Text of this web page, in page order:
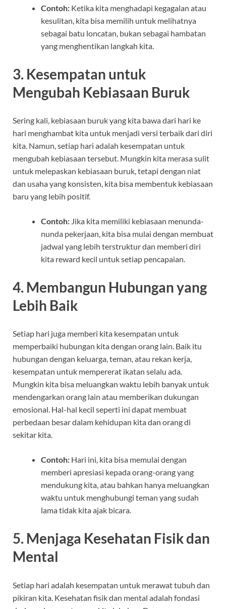
Contoh: Ketika kita menghadapi kegagalan atau
kesulitan, kita bisa memilih untuk melihatnya
sebagai batu loncatan, bukan sebagai hambatan
yang menghentikan langkah kita.
3. Kesempatan untuk
Mengubah Kebiasaan Buruk
Sering kali, kebiasaan buruk yang kita bawa dari hari ke
hari menghambat kita untuk menjadi versi terbaik dari diri
kita. Namun, setiap hari adalah kesempatan untuk
mengubah kebiasaan tersebut. Mungkin kita merasa sulit
untuk melepaskan kebiasaan buruk, tetapi dengan niat
dan usaha yang konsisten, kita bisa membentuk kebiasaan
baru yang lebih positif.
Contoh: Jika kita memiliki kebiasaan menunda-
nunda pekerjaan, kita bisa mulai dengan membuat
jadwal yang lebih terstruktur dan memberi diri
kita reward kecil untuk setiap pencapaian.
4. Membangun Hubungan yang
Lebih Baik
Setiap hari juga memberi kita kesempatan untuk
memperbaiki hubungan kita dengan orang lain. Baik itu
hubungan dengan keluarga, teman, atau rekan kerja,
kesempatan untuk mempererat ikatan selalu ada.
Mungkin kita bisa meluangkan waktu lebih banyak untuk
mendengarkan orang lain atau memberikan dukungan
emosional. Hal-hal kecil seperti ini dapat membuat
perbedaan besar dalam kehidupan kita dan orang di
sekitar kita.
Contoh: Hari ini, kita bisa memulai dengan
memberi apresiasi kepada orang-orang yang
mendukung kita, atau bahkan hanya meluangkan
waktu untuk menghubungi teman yang sudah
lama tidak kita ajak bicara.
5. Menjaga Kesehatan Fisik dan
Mental
Setiap hari adalah kesempatan untuk merawat tubuh dan
pikiran kita. Kesehatan fisik dan mental adalah fondasi